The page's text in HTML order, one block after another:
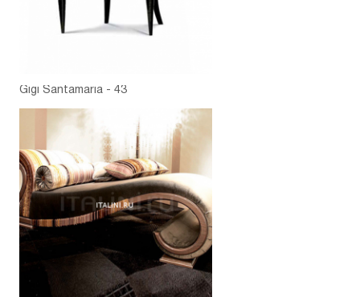
Gigi Santamaria - 43